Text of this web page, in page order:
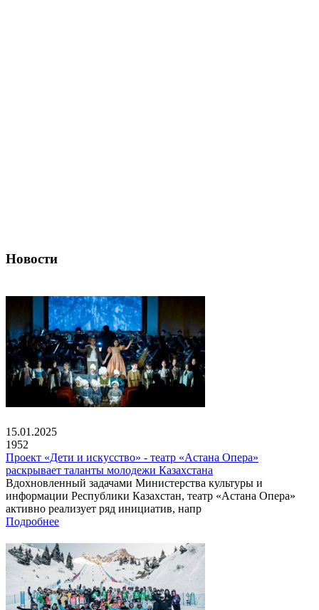
Новости
15.01.2025
1952
Проект «Дети и искусство» - театр «Астана Опера»
раскрывает таланты молодежи Казахстана
Вдохновленный задачами Министерства культуры и
информации Республики Казахстан, театр «Астана Опера»
активно реализует ряд инициатив, напр
Подробнее